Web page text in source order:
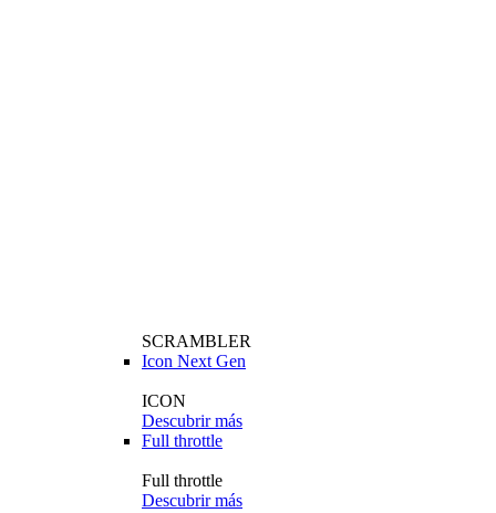
SCRAMBLER
Icon Next Gen
ICON
Descubrir más
Full throttle
Full throttle
Descubrir más